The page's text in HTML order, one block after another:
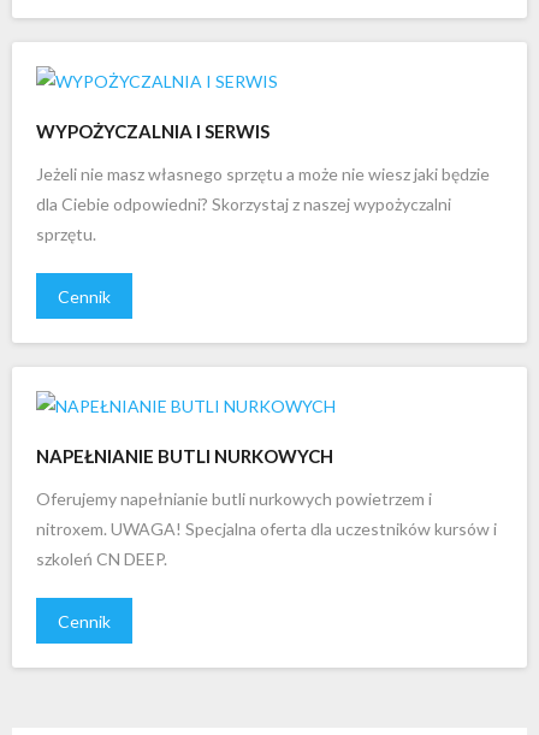
WYPOŻYCZALNIA I SERWIS
Jeżeli nie masz własnego sprzętu a może nie wiesz jaki będzie
dla Ciebie odpowiedni? Skorzystaj z naszej wypożyczalni
sprzętu.
Cennik
NAPEŁNIANIE BUTLI NURKOWYCH
Oferujemy napełnianie butli nurkowych powietrzem i
nitroxem. UWAGA! Specjalna oferta dla uczestników kursów i
szkoleń CN DEEP.
Cennik